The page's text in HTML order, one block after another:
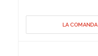
LA COMANDA